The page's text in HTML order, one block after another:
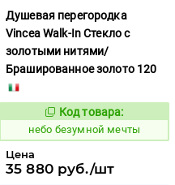
Душевая перегородка
Vincea Walk-In Стекло с
золотыми нитями/
Брашированное золото 120
Код:
1124176
Код товара:
небо безумной мечты
Цена
35 880 руб./шт